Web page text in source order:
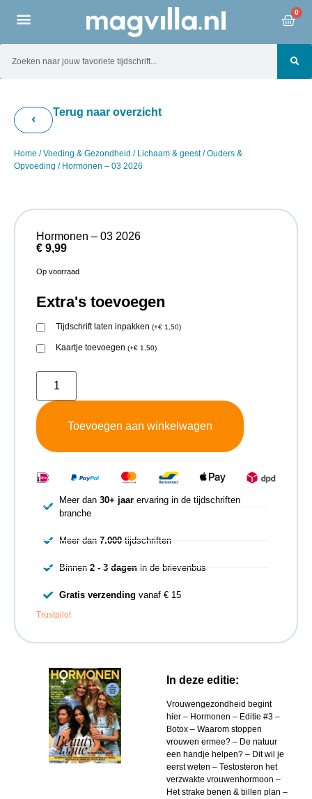
0
Terug naar overzicht
Home /Voeding & Gezondheid / Lichaam & geest/Ouders &
Opvoeding / Hormonen – 03 2026
In deze editie:
Vrouwengezondheid begint
hier – Hormonen – Editie #3 –
Botox – Waarom stoppen
vrouwen ermee? – De natuur
een handje helpen? – Dit wil je
eerst weten – Testosteron het
verzwakte vrouwenhormoon –
Het strake benen & billen plan –
Hormonen – 03 2026
€ 9,99
Op voorraad
Extra's toevoegen
Tijdschrift laten inpakken (+€ 1,50)
Kaartje toevoegen (+€ 1,50)
Toevoegen aan winkelwagen
Meer dan 30+ jaarervaring in de tijdschriften
branche
Meer dan 7.000tijdschriften
Binnen 2 - 3 dagenin de brievenbus
Gratis verzending vanaf € 15
Trustpilot